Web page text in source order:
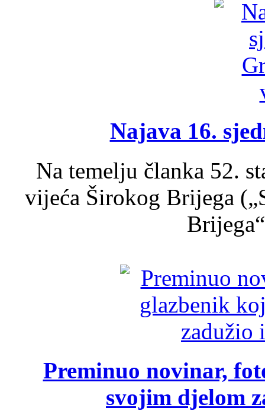
Najava 16.
Na temelju članka 52.
vijeća Širokog Brijega
Preminuo novinar,
svojim djelom